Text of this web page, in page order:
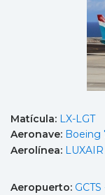
Matícula: LX-LGT
Aeronave: Boeing
Aerolínea: LUXAIR
Aeropuerto: